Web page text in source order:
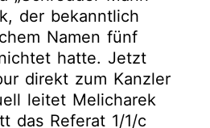
der bekanntlich
Namen fünf
hatte. Jetzt
direkt zum Kanzler
leitet Melicharek
das Referat 1/1/c